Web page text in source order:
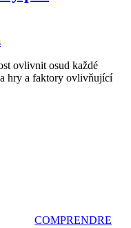
ovlivnit osud každé
hry a faktory ovlivňující
COMPRENDRE